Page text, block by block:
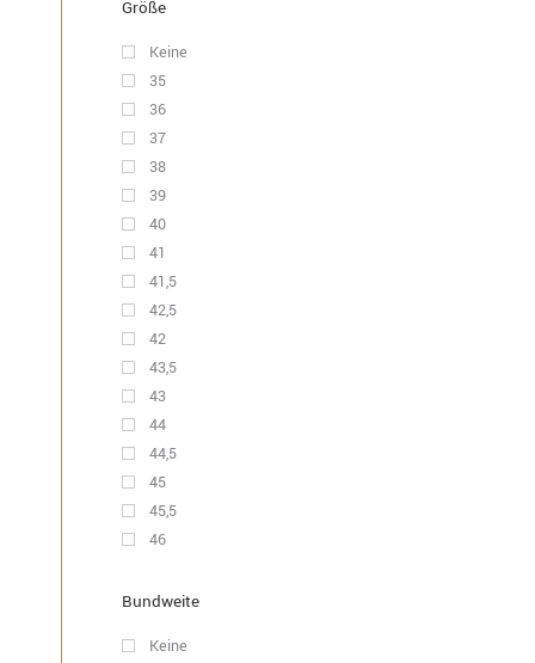
Größe
Keine
35
36
37
38
39
40
41
41,5
42,5
42
43,5
43
44
44,5
45
45,5
46
Bundweite
Keine